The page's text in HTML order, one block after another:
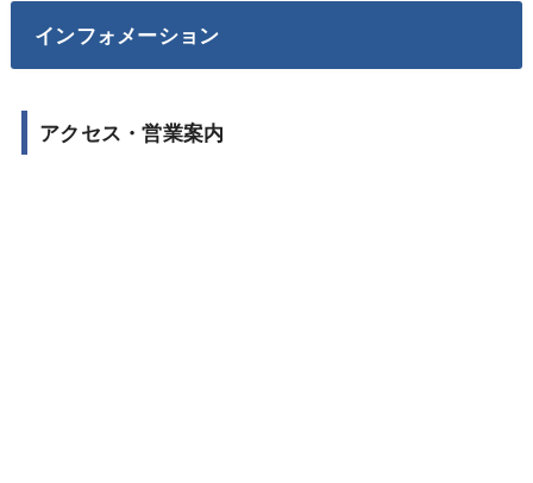
インフォメーション
アクセス・営業案内